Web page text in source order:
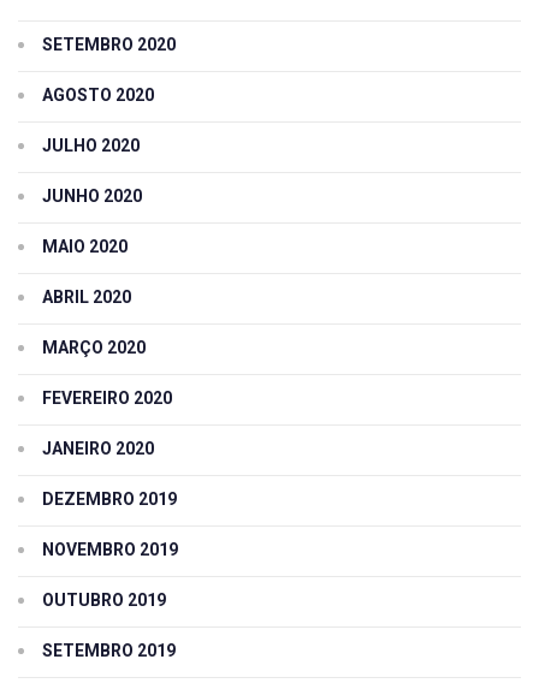
SETEMBRO 2020
AGOSTO 2020
JULHO 2020
JUNHO 2020
MAIO 2020
ABRIL 2020
MARÇO 2020
FEVEREIRO 2020
JANEIRO 2020
DEZEMBRO 2019
NOVEMBRO 2019
OUTUBRO 2019
SETEMBRO 2019